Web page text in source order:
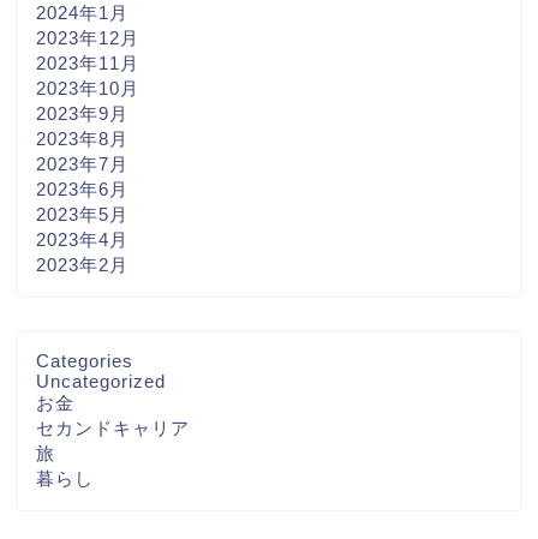
2024年1月
2023年12月
2023年11月
2023年10月
2023年9月
2023年8月
2023年7月
2023年6月
2023年5月
2023年4月
2023年2月
Categories
Uncategorized
お金
セカンドキャリア
旅
暮らし